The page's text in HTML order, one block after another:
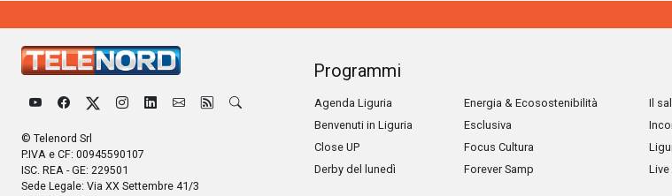
© Telenord Srl
P.IVA e CF: 00945590107
ISC. REA - GE: 229501
Sede Legale: Via XX Settembre 41/3
Programmi
Agenda Liguria
Benvenuti in Liguria
Close UP
Derby del lunedì
Energia & Ecosostenibilità
Esclusiva
Focus Cultura
Forever Samp
Il
Live